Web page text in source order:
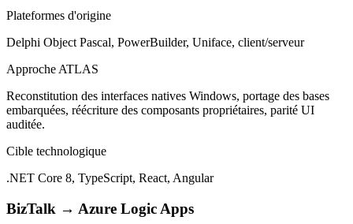
Plateformes d'origine
Delphi Object Pascal, PowerBuilder, Uniface, client/serveur
Approche ATLAS
Reconstitution des interfaces natives Windows, portage des bases
embarquées, réécriture des composants propriétaires, parité UI
auditée.
Cible technologique
.NET Core 8, TypeScript, React, Angular
BizTalk → Azure Logic Apps